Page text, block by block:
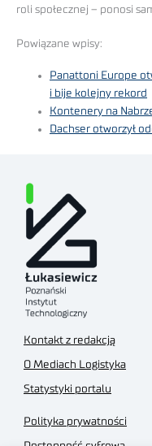
roli społecznej – ponosi
Powiązane wpisy:
Panattoni Europe
i bije kolejny rekord
Kontenery na
Dachser otworzył
Kontakt z redakcją
O Mediach Logistyka
Statystyki portalu
Polityka prywatności